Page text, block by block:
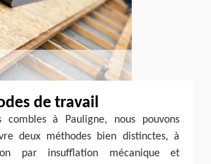
de travail
combles à Pauligne, nous pouvons
deux méthodes bien distinctes, à
par insufflation mécanique et